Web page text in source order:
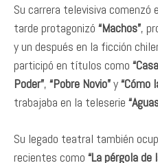
Su carrera televisiva comenzó
tarde protagonizó “Machos”,
y un después en la ficción
participó en títulos como
Poder”, “Pobre Novio”y“Cómo
trabajaba en la teleserie
Su legado teatral también
recientes como “La pérgola de